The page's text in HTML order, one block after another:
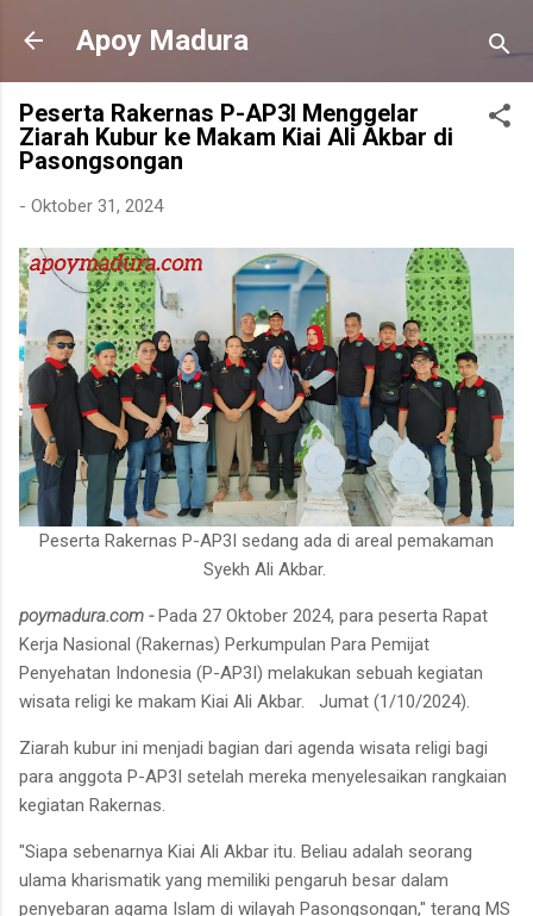
Langsung ke konten utama
Apoy Madura
Peserta Rakernas P-AP3I Menggelar
Ziarah Kubur ke Makam Kiai Ali Akbar di
Pasongsongan
- Oktober 31, 2024
Peserta Rakernas P-AP3I sedang ada di areal pemakaman
Syekh Ali Akbar.
poymadura.com -Pada 27 Oktober 2024, para peserta Rapat
Kerja Nasional (Rakernas) Perkumpulan Para Pemijat
Penyehatan Indonesia (P-AP3I) melakukan sebuah kegiatan
wisata religi ke makam Kiai Ali Akbar. Jumat (1/10/2024).
Ziarah kubur ini menjadi bagian dari agenda wisata religi bagi
para anggota P-AP3I setelah mereka menyelesaikan rangkaian
kegiatan Rakernas.
"Siapa sebenarnya Kiai Ali Akbar itu. Beliau adalah seorang
ulama kharismatik yang memiliki pengaruh besar dalam
penyebaran agama Islam di wilayah Pasongsongan," terang MS